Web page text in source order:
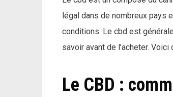
légal dans de nombreux pays
conditions. Le cbd est
savoir avant de l’acheter.
Le CBD :